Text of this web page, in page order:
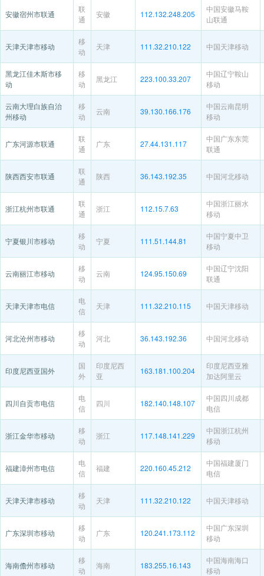
安徽宿州市联通
联
通
安徽 112.132.248.205
中国安徽马鞍
山联通
天津天津市移动
移
动
天津 111.32.210.122 中国天津移动
黑龙江佳木斯市移
动
移
动
黑龙江 223.100.33.207
中国辽宁鞍山
移动
云南大理白族自治
州移动
移
动
云南 39.130.166.176
中国云南昆明
移动
广东河源市联通
联
通
广东 27.44.131.117
中国广东东莞
联通
陕西西安市联通
联
通
陕西 36.143.192.35 中国河北移动
浙江杭州市联通
联
通
浙江 112.15.7.63
中国浙江丽水
移动
宁夏银川市移动
移
动
宁夏 111.51.144.81
中国宁夏中卫
移动
云南丽江市移动
移
动
云南 124.95.150.69
中国辽宁沈阳
联通
天津天津市电信
电
信
天津 111.32.210.115 中国天津移动
河北沧州市移动
移
动
河北 36.143.192.36 中国河北移动
印度尼西亚国外
国
外
印度尼西
亚
163.181.100.204
印度尼西亚雅
加达阿里云
四川自贡市电信
电
信
四川 182.140.148.107
中国四川成都
电信
浙江金华市移动
移
动
浙江 117.148.141.229
中国浙江杭州
移动
福建漳州市电信
电
信
福建 220.160.45.212
中国福建厦门
电信
天津天津市移动
移
动
天津 111.32.210.122 中国天津移动
广东深圳市移动
移
动
广东 120.241.173.112
中国广东深圳
移动
海南儋州市移动
移
动
海南 183.255.16.143
中国海南海口
移动